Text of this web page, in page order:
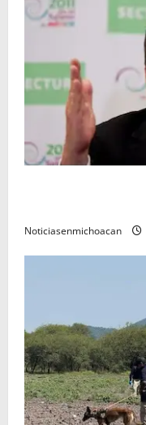
Noticiasenmichoacan